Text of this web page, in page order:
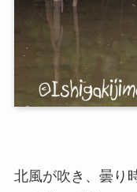
北風が吹き、曇り